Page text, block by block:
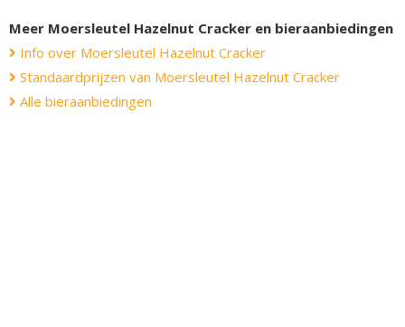
Meer Moersleutel Hazelnut Cracker en bieraanbiedingen
Info over Moersleutel Hazelnut Cracker
Standaardprijzen van Moersleutel Hazelnut Cracker
Alle bieraanbiedingen